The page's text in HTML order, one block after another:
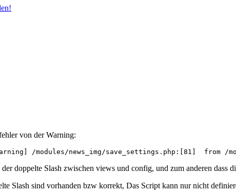
von der Warning:
/modules/news_img/save_settings.php:[81]
doppelte Slash zwischen views und config, und zum anderen dass
Slash sind vorhanden bzw korrekt, Das Script kann nur nicht